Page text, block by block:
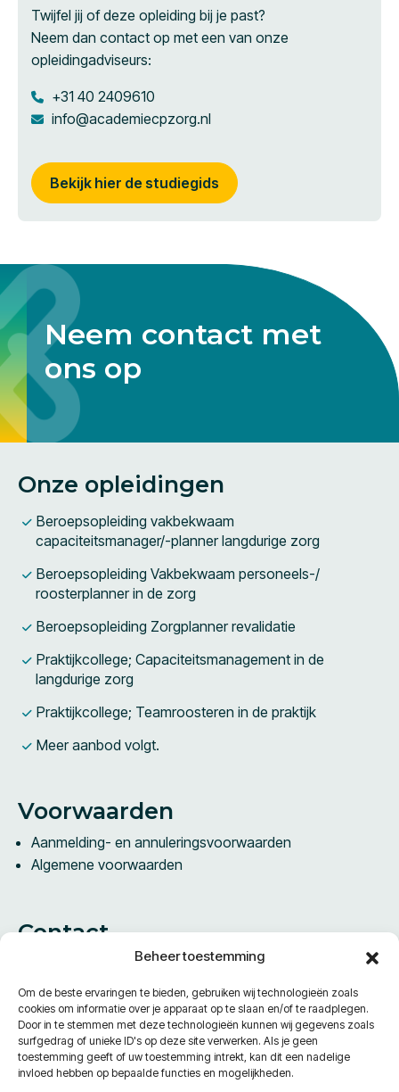
Beheer toestemming
Om de beste ervaringen te bieden, gebruiken wij technologieën zoals
cookies om informatie over je apparaat op te slaan en/of te raadplegen.
Door in te stemmen met deze technologieën kunnen wij gegevens zoals
surfgedrag of unieke ID's op deze site verwerken. Als je geen
toestemming geeft of uw toestemming intrekt, kan dit een nadelige
invloed hebben op bepaalde functies en mogelijkheden.
Twijfel jij of deze opleiding bij je past?
Neem dan contact op met een van onze
opleidingadviseurs:
+31 40 2409610
info@academiecpzorg.nl
Bekijk hier de studiegids
Neem contact met
ons op
Onze opleidingen
Beroepsopleiding vakbekwaam
capaciteitsmanager/-planner langdurige zorg
Beroepsopleiding Vakbekwaam personeels-/
roosterplanner in de zorg
Beroepsopleiding Zorgplanner revalidatie
Praktijkcollege; Capaciteitsmanagement in de
langdurige zorg
Praktijkcollege; Teamroosteren in de praktijk
Meer aanbod volgt.
Voorwaarden
Aanmelding- en annuleringsvoorwaarden
Algemene voorwaarden
Contact
5611 CA Eindhoven
Nederland
Telefoon:+31 40 240 96 10
E-Mail:info@academiecpzorg.nl